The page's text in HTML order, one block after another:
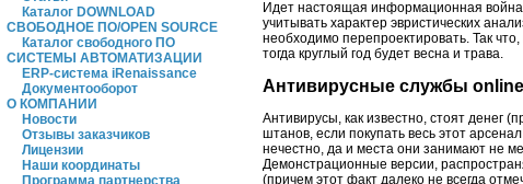
Каталог DOWNLOAD
СВОБОДНОЕ ПО/OPEN SOURCE
Каталог свободного ПО
СИСТЕМЫ АВТОМАТИЗАЦИИ
ERP-система iRenaissance
Документооборот
О КОМПАНИИ
Новости
Отзывы заказчиков
Лицензии
Наши координаты
Программа партнерства
Идет настоящая информационная
учитывать характер эвристических
необходимо перепроектировать. Так
тогда круглый год будет весна и трава.
Антивирусные службы online
Антивирусы, как известно, стоят денег
штанов, если покупать весь этот
нечестно, да и места они занимают не
Демонстрационные версии,
(причем этот факт далеко не всегда